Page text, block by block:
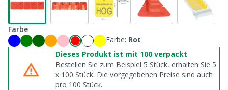
Farbe
Farbe: Rot
Dieses Produkt ist mit 100 verpackt
Bestellen Sie zum Beispiel 5 Stück, erhalten Sie 5
x 100 Stück. Die vorgegebenen Preise sind auch
pro 100 Stück.